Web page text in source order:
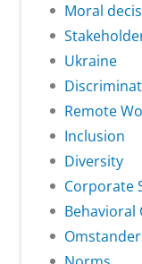
Moral
Ukraine
Remote
Inclusion
Diversity
Corporate
Behavioral